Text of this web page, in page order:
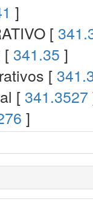
]
[
[ 341.35 ]
[
[ 341.3527
]